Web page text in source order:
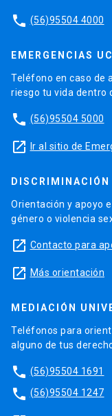
phone (56)95504 4000
EMERGENCIAS UC
Teléfono en caso de
riesgo tu vida dentro
phone (56)95504 5000
launch Ir al sitio de
Orientación y apoyo
género o violencia
launch Contacto para
launch Más orientación
MEDIACIÓN
Teléfonos para
alguno de tus
phone (56)95504 1691
phone (56)95504 1247